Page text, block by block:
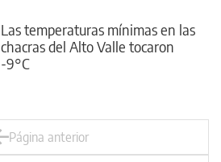
Las temperaturas mínimas en las
chacras del Alto Valle tocaron
-9°C
Página anterior